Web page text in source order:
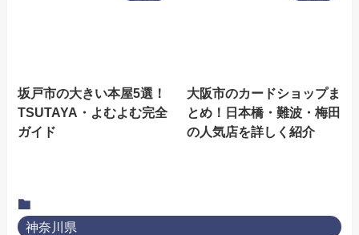
坂戸市の大きい本屋5選！
TSUTAYA・よむよむ完全
ガイド
大阪市のカードショップま
とめ！日本橋・難波・梅田
の人気店を詳しく紹介
神奈川県